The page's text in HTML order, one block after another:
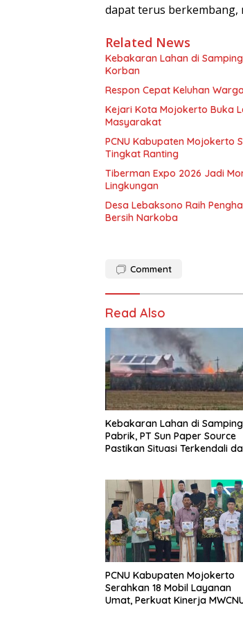
dapat terus berkembang,
Related News
Kebakaran Lahan di
Korban
Respon Cepat Keluhan
Kejari Kota Mojokerto Buka
Masyarakat
PCNU Kabupaten Mojokerto
Tingkat Ranting
Tiberman Expo 2026 Jadi
Lingkungan
Desa Lebaksono Raih
Bersih Narkoba
Comment
Read Also
Kebakaran Lahan di Samping
Pabrik, PT Sun Paper Source
Pastikan Situasi Terkendali
PCNU Kabupaten Mojokerto
Serahkan 18 Mobil Layanan
Umat, Perkuat Kinerja